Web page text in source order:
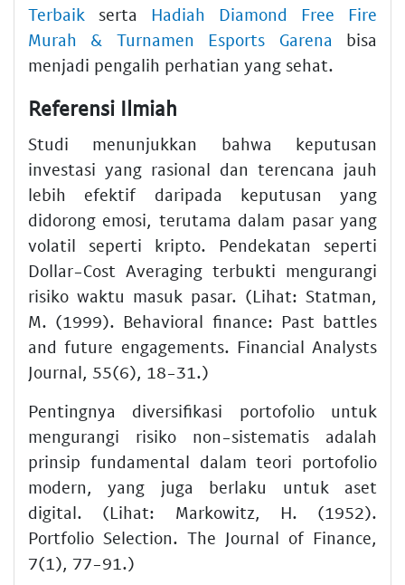
Terbaik serta Hadiah Diamond Free Fire
Murah & Turnamen Esports Garena bisa
menjadi pengalih perhatian yang sehat.
Referensi Ilmiah
Studi menunjukkan bahwa keputusan
investasi yang rasional dan terencana jauh
lebih efektif daripada keputusan yang
didorong emosi, terutama dalam pasar yang
volatil seperti kripto. Pendekatan seperti
Dollar-Cost Averaging terbukti mengurangi
risiko waktu masuk pasar. (Lihat: Statman,
M. (1999). Behavioral finance: Past battles
and future engagements. Financial Analysts
Journal, 55(6), 18-31.)
Pentingnya diversifikasi portofolio untuk
mengurangi risiko non-sistematis adalah
prinsip fundamental dalam teori portofolio
modern, yang juga berlaku untuk aset
digital. (Lihat: Markowitz, H. (1952).
Portfolio Selection. The Journal of Finance,
7(1), 77-91.)